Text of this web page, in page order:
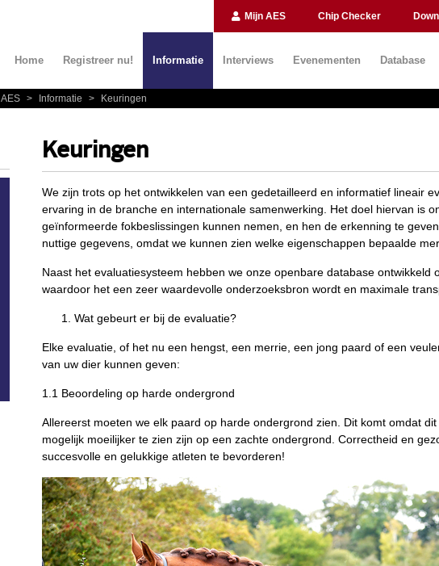
Mijn AES Chip Checker
Home Registreer nu! Informatie Interviews Evenementen Database
AES > Informatie > Keuringen
Keuringen
We zijn trots op het ontwikkelen van een gedetailleerd en informatief lineair
ervaring in de branche en internationale samenwerking. Het doel hiervan is
geïnformeerde fokbeslissingen kunnen nemen, en hen de erkenning te
nuttige gegevens, omdat we kunnen zien welke eigenschappen bepaalde
Naast het evaluatiesysteem hebben we onze openbare database
waardoor het een zeer waardevolle onderzoeksbron wordt en maximale
Wat gebeurt er bij de evaluatie?
Elke evaluatie, of het nu een hengst, een merrie, een jong paard of een
van uw dier kunnen geven:
1.1 Beoordeling op harde ondergrond
Allereerst moeten we elk paard op harde ondergrond zien. Dit komt omdat
mogelijk moeilijker te zien zijn op een zachte ondergrond. Correctheid en
succesvolle en gelukkige atleten te bevorderen!